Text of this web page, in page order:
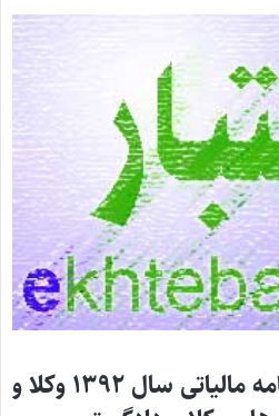
راهنمای تنظیم اظهارنامه مالیاتی سال ۱۳۹۲ وکلا و